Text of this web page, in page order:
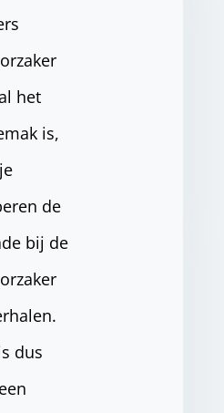
het
is,
de
bij de
dus